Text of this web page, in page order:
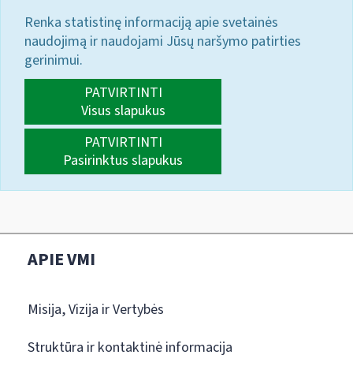
Renka statistinę informaciją apie svetainės
naudojimą ir naudojami Jūsų naršymo patirties
gerinimui.
PATVIRTINTI
Visus slapukus
PATVIRTINTI
Pasirinktus slapukus
APIE VMI
Misija, Vizija ir Vertybės
Struktūra ir kontaktinė informacija